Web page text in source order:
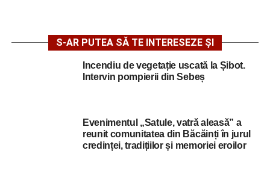
S-AR PUTEA SĂ TE INTERESEZE ȘI
Incendiu de vegetație uscată la Șibot.
Intervin pompierii din Sebeș
Evenimentul „Satule, vatră aleasă” a
reunit comunitatea din Băcăinți în jurul
credinței, tradițiilor și memoriei eroilor